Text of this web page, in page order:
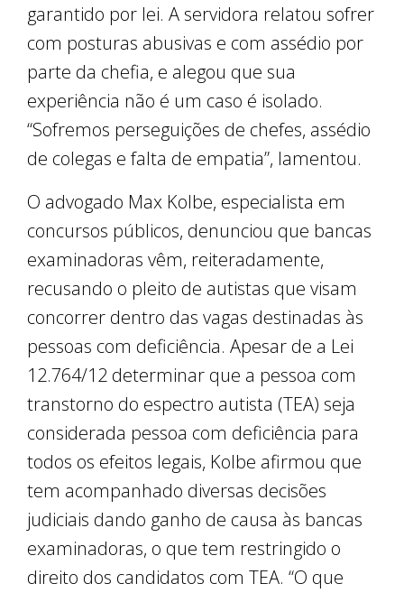
garantido por lei. A servidora relatou sofrer
com posturas abusivas e com assédio por
parte da chefia, e alegou que sua
experiência não é um caso é isolado.
“Sofremos perseguições de chefes, assédio
de colegas e falta de empatia”, lamentou.
O advogado Max Kolbe, especialista em
concursos públicos, denunciou que bancas
examinadoras vêm, reiteradamente,
recusando o pleito de autistas que visam
concorrer dentro das vagas destinadas às
pessoas com deficiência. Apesar de a Lei
12.764/12 determinar que a pessoa com
transtorno do espectro autista (TEA) seja
considerada pessoa com deficiência para
todos os efeitos legais, Kolbe afirmou que
tem acompanhado diversas decisões
judiciais dando ganho de causa às bancas
examinadoras, o que tem restringido o
direito dos candidatos com TEA. “O que